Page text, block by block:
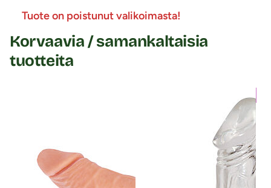
Tuote on poistunut valikoimasta!
Korvaavia / samankaltaisia
tuotteita